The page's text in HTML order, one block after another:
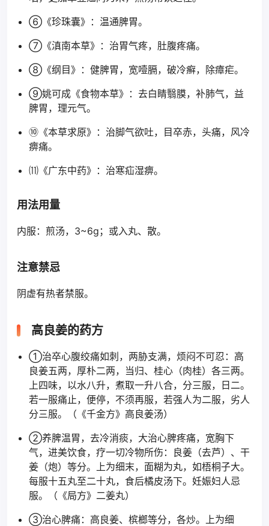
⑥《珍珠囊》：温通脾胃。
⑦《滇南本草》：治胃气疼，肚腹疼痛。
⑧《纲目》：健脾胃，宽噎膈，破冷癣，除瘴疟。
⑨姚可成《食物本草》：去白睛翳膜，补肺气，益
脾胃，理元气。
⑩《本草求原》：治脚气欲吐，目卒赤，头痛，风冷
痹痛。
⑾《广东中药》：治寒疝湿痹。
用法用量
内服：煎汤，3~6g；或入丸、散。
注意禁忌
阴虚有热者禁服。
高良姜的药方
①治卒心腹绞痛如刺，两胁支满，烦闷不可忍：高
良姜五两，厚朴二两，当归、桂心（肉桂）各三两。
上四味，以水八升，煮取一升八合，分三服，日二。
若一服痛止，便停，不须再服，若强人为二服，劣人
分三服。（《千金方》高良姜汤）
②养脾温胃，去冷消痰，大治心脾疼痛，宽胸下
气，进美饮食，疗一切冷物所伤：良姜（去芦）、干
姜（炮）等分。上为细末，面糊为丸，如梧桐子大。
每服十五丸至二十丸，食后橘皮汤下。妊娠妇人忌
服。（《局方》二姜丸）
③治心脾痛：高良姜、槟榔等分，各炒。上为细